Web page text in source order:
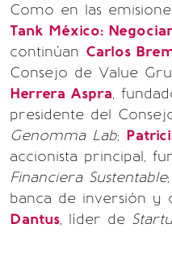
Como en las
Tank México:
continúan Carlos
Consejo de Value
Herrera Aspra,
presidente del
Genomma Lab;
accionista principal,
Financiera Sustentable;
banca de inversión y
Dantus, líder de